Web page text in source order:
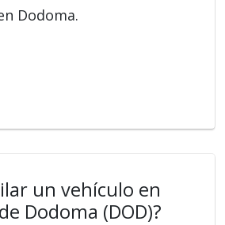
Dodoma.
un vehículo en
Dodoma (DOD)?